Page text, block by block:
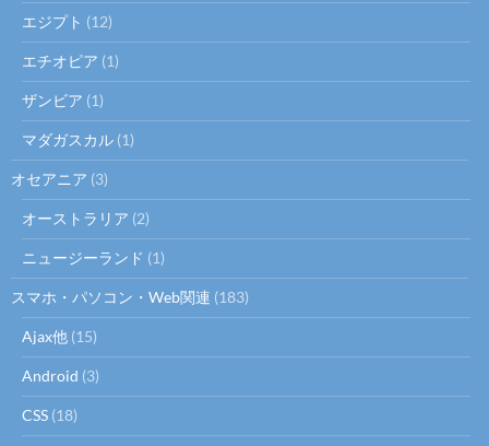
エジプト (12)
エチオピア (1)
ザンビア (1)
マダガスカル (1)
オセアニア (3)
オーストラリア (2)
ニュージーランド (1)
スマホ・パソコン・Web関連 (183)
Ajax他 (15)
Android (3)
CSS (18)